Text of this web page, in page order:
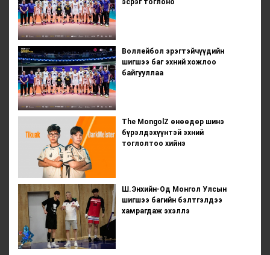
эсрэг тоглоно
Воллейбол эрэгтэйчүүдийн
шигшээ баг эхний хожлоо
байгууллаа
The MongolZ өнөөдөр шинэ
бүрэлдэхүүнтэй эхний
тоглолтоо хийнэ
Ш.Энхийн-Од Монгол Улсын
шигшээ багийн бэлтгэлдээ
хамрагдаж эхэллэ